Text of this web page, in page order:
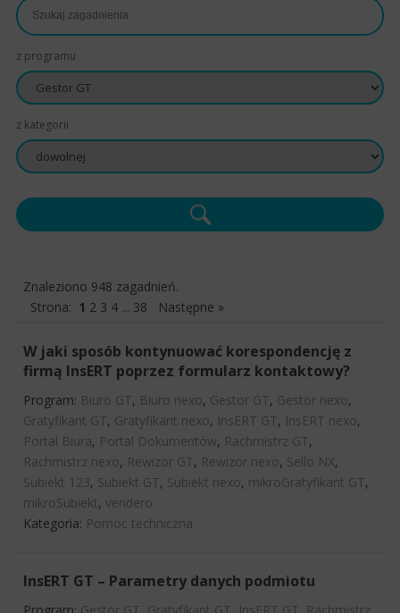
z programu
z kategorii
Znaleziono 948 zagadnień.
Strona: 1 2 3 4 ... 38 Następne »
W jaki sposób kontynuować korespondencję z
firmą InsERT poprzez formularz kontaktowy?
Program: Biuro GT, Biuro nexo, Gestor GT, Gestor nexo,
Gratyfikant GT, Gratyfikant nexo, InsERT GT, InsERT nexo,
Portal Biura, Portal Dokumentów, Rachmistrz GT,
Rachmistrz nexo, Rewizor GT, Rewizor nexo, Sello NX,
Subiekt 123, Subiekt GT, Subiekt nexo, mikroGratyfikant GT,
mikroSubiekt, vendero
Kategoria: Pomoc techniczna
InsERT GT – Parametry danych podmiotu